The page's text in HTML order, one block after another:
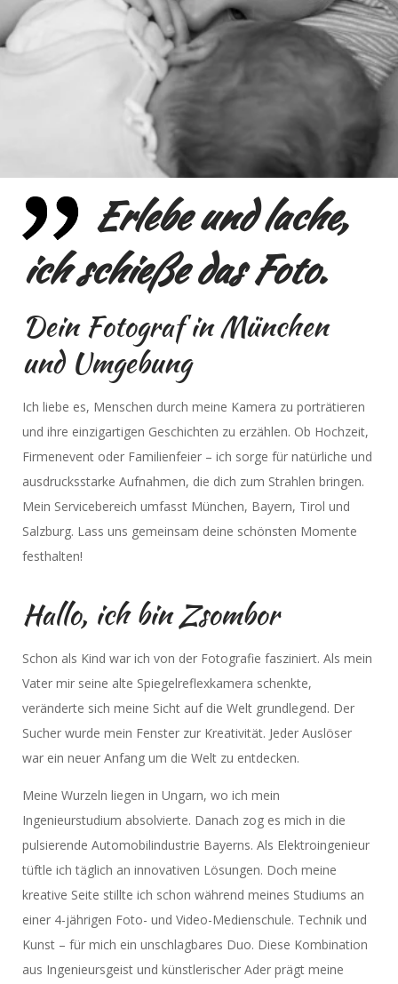
Erlebe und lache,
ich schieße das Foto.
Dein Fotograf in München
und Umgebung
Ich liebe es, Menschen durch meine Kamera zu porträtieren
und ihre einzigartigen Geschichten zu erzählen. Ob Hochzeit,
Firmenevent oder Familienfeier – ich sorge für natürliche und
ausdrucksstarke Aufnahmen, die dich zum Strahlen bringen.
Mein Servicebereich umfasst München, Bayern, Tirol und
Salzburg. Lass uns gemeinsam deine schönsten Momente
festhalten!
Hallo, ich bin Zsombor
Schon als Kind war ich von der Fotografie fasziniert. Als mein
Vater mir seine alte Spiegelreflexkamera schenkte,
veränderte sich meine Sicht auf die Welt grundlegend. Der
Sucher wurde mein Fenster zur Kreativität. Jeder Auslöser
war ein neuer Anfang um die Welt zu entdecken.
Meine Wurzeln liegen in Ungarn, wo ich mein
Ingenieurstudium absolvierte. Danach zog es mich in die
pulsierende Automobilindustrie Bayerns. Als Elektroingenieur
tüftle ich täglich an innovativen Lösungen. Doch meine
kreative Seite stillte ich schon während meines Studiums an
einer 4-jährigen Foto- und Video-Medienschule. Technik und
Kunst – für mich ein unschlagbares Duo. Diese Kombination
aus Ingenieursgeist und künstlerischer Ader prägt meine